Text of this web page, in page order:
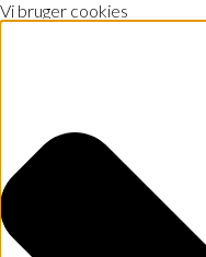
Vi bruger cookies